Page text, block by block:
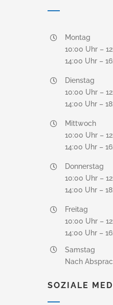
Montag
10:00 Uhr –
14:00 Uhr –
Dienstag
10:00 Uhr –
14:00 Uhr –
Mittwoch
10:00 Uhr –
14:00 Uhr –
Donnerstag
10:00 Uhr –
14:00 Uhr –
Freitag
10:00 Uhr –
14:00 Uhr –
Samstag
Nach
SOZIALE